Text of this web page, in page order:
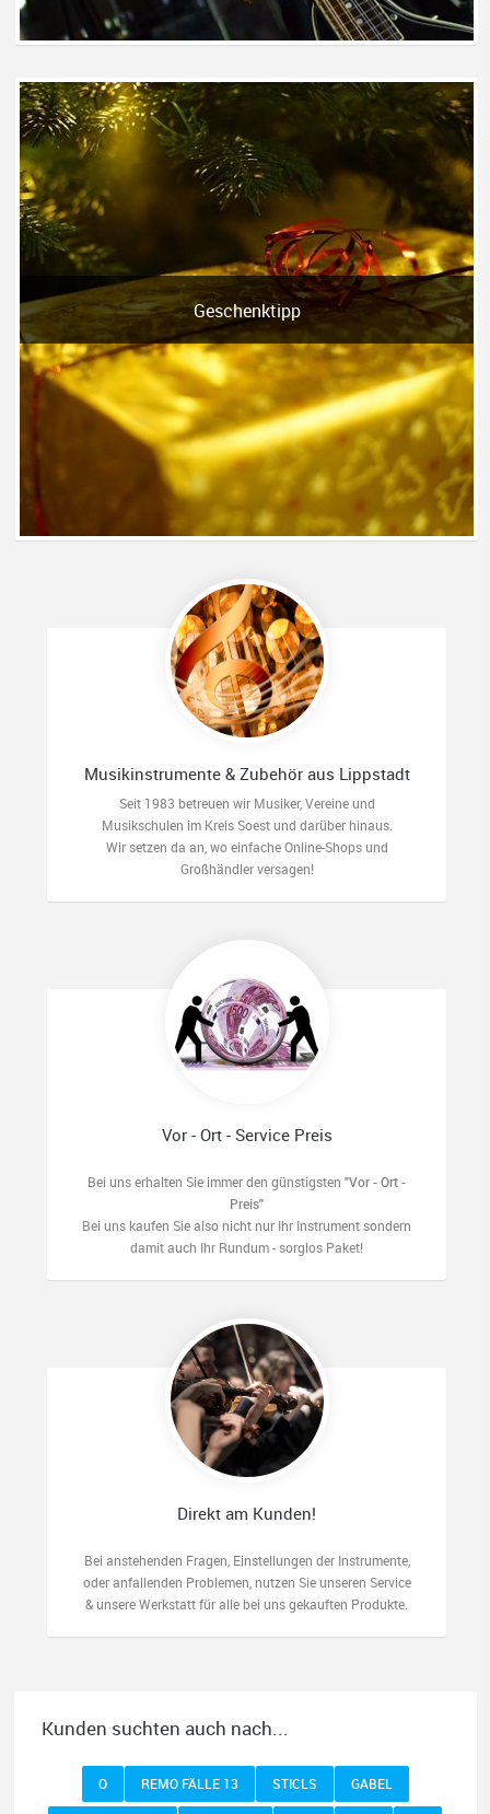
Geschenktipp
Musikinstrumente & Zubehör aus Lippstadt
Seit 1983 betreuen wir Musiker, Vereine und
Musikschulen im Kreis Soest und darüber hinaus.
Wir setzen da an, wo einfache Online-Shops und
Großhändler versagen!
Vor - Ort - Service Preis
Bei uns erhalten Sie immer den günstigsten "Vor - Ort -
Preis"
Bei uns kaufen Sie also nicht nur Ihr Instrument sondern
damit auch Ihr Rundum - sorglos Paket!
Direkt am Kunden!
Bei anstehenden Fragen, Einstellungen der Instrumente,
oder anfallenden Problemen, nutzen Sie unseren Service
& unsere Werkstatt für alle bei uns gekauften Produkte.
Kunden suchten auch nach...
O REMO FÄLLE 13 STICLS GABEL